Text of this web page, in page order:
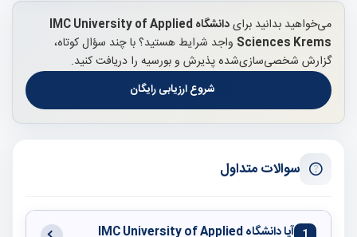
می‌خواهید بدانید برای
دانشگاه IMC University of Applied
Sciences Krems واجد شرایط هستید؟ با چند سؤال کوتاه،
گزارش شخصی‌سازی‌شده پذیرش و بورسیه را دریافت کنید.
شروع ارزیابی رایگان
سوالات متداول
آیا دانشگاه IMC University of Applied